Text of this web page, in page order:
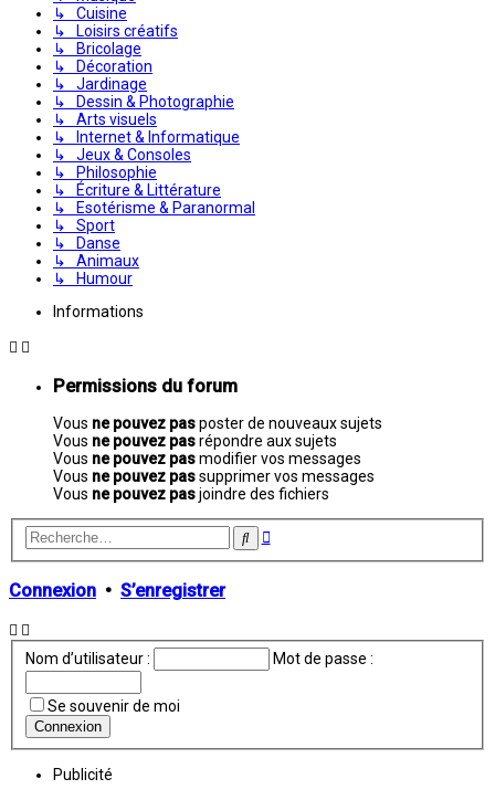
↳ Cuisine
↳ Loisirs créatifs
↳ Bricolage
↳ Décoration
↳ Jardinage
↳ Dessin & Photographie
↳ Arts visuels
↳ Internet & Informatique
↳ Jeux & Consoles
↳ Philosophie
↳ Écriture & Littérature
↳ Esotérisme & Paranormal
↳ Sport
↳ Danse
↳ Animaux
↳ Humour
Informations
Permissions du forum
Vous ne pouvez pasposter de nouveaux sujets
Vous ne pouvez pasrépondre aux sujets
Vous ne pouvez pasmodifier vos messages
Vous ne pouvez passupprimer vos messages
Vous ne pouvez pasjoindre des fichiers
Rechercher
Recherche
Connexion • S’enregistrer
Nom d’utilisateur : Mot de passe :
Se souvenir de moi
Publicité